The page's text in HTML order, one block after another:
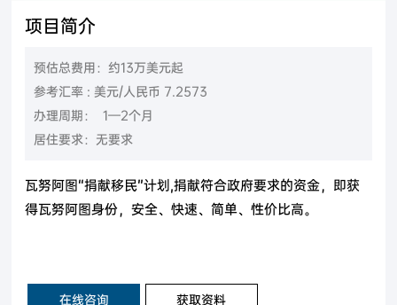
项目简介
预估总费用：约13万美元起
参考汇率 : 美元/人民币 7.2573
办理周期： 1—2个月
居住要求：无要求
瓦努阿图“捐献移民”计划,捐献符合政府要求的资金，即获
得瓦努阿图身份，安全、快速、简单、性价比高。
在线咨询 获取资料